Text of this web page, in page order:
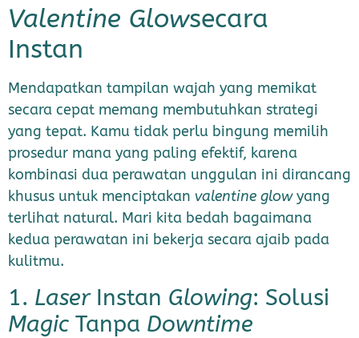
Valentine Glowsecara
Instan
Mendapatkan tampilan wajah yang memikat
secara cepat memang membutuhkan strategi
yang tepat. Kamu tidak perlu bingung memilih
prosedur mana yang paling efektif, karena
kombinasi dua perawatan unggulan ini dirancang
khusus untuk menciptakan valentine glowyang
terlihat natural. Mari kita bedah bagaimana
kedua perawatan ini bekerja secara ajaib pada
kulitmu.
1. LaserInstan Glowing: Solusi
Magic Tanpa Downtime